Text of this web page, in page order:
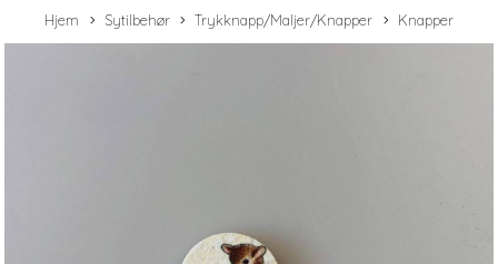
Hjem Sytilbehør Trykknapp/Maljer/Knapper Knapper